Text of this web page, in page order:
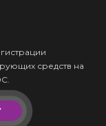
средств на